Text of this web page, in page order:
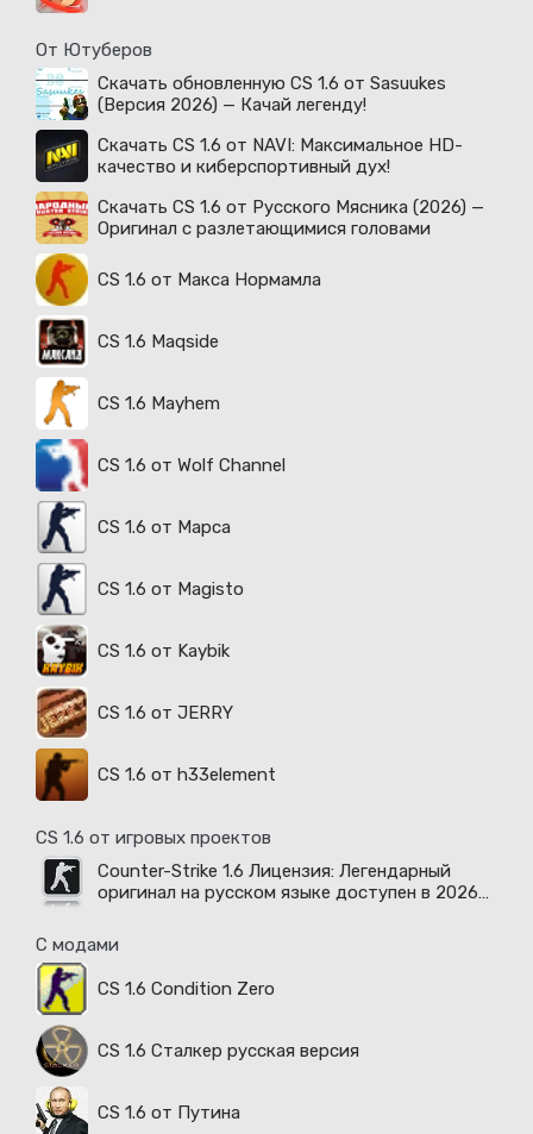
От Ютуберов
Скачать обновленную CS 1.6 от Sasuukes
(Версия 2026) — Качай легенду!
Скачать CS 1.6 от NAVI: Максимальное HD-
качество и киберспортивный дух!
Скачать CS 1.6 от Русского Мясника (2026) —
Оригинал с разлетающимися головами
CS 1.6 от Макса Нормамла
CS 1.6 Maqside
CS 1.6 Mayhem
CS 1.6 от Wolf Channel
CS 1.6 от Марса
CS 1.6 от Magisto
CS 1.6 от Kaybik
CS 1.6 от JERRY
CS 1.6 от h33element
CS 1.6 от игровых проектов
Counter-Strike 1.6 Лицензия: Легендарный
оригинал на русском языке доступен в 2026
С модами
CS 1.6 Condition Zero
CS 1.6 Сталкер русская версия
CS 1.6 от Путина